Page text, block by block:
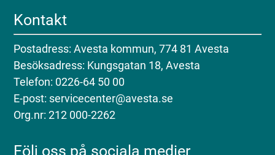
Kontakt
Postadress: Avesta kommun, 774 81 Avesta
Besöksadress: Kungsgatan 18, Avesta
Telefon: 0226-64 50 00
E-post: servicecenter@avesta.se
Org.nr: 212 000-2262
Följ oss på sociala medier